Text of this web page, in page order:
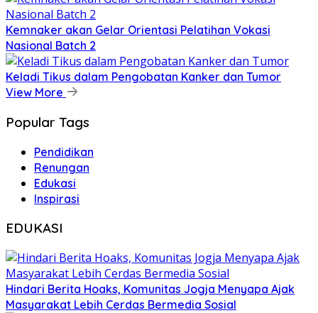
Kemnaker akan Gelar Orientasi Pelatihan Vokasi
Nasional Batch 2
Keladi Tikus dalam Pengobatan Kanker dan Tumor
View More
Popular Tags
Pendidikan
Renungan
Edukasi
Inspirasi
EDUKASI
Hindari Berita Hoaks, Komunitas Jogja Menyapa Ajak
Masyarakat Lebih Cerdas Bermedia Sosial